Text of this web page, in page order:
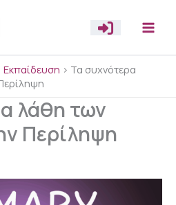
Εκπαίδευση > Τα συχνότερα
λάθη των
Περίληψη